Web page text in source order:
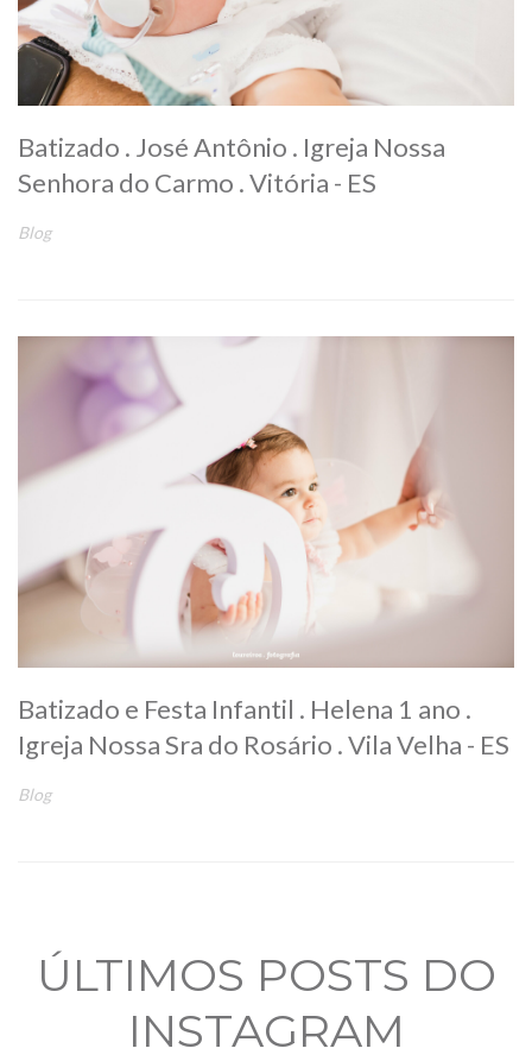
Batizado . José Antônio . Igreja Nossa
Senhora do Carmo . Vitória - ES
Blog
Batizado e Festa Infantil . Helena 1 ano .
Igreja Nossa Sra do Rosário . Vila Velha - ES
Blog
ÚLTIMOS POSTS DO
INSTAGRAM